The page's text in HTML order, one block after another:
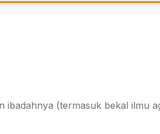
(termasuk bekal ilmu